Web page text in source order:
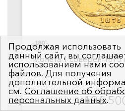
Монета 1 соверен 1875
126
Продолжая использовать
данный сайт, вы
использованием нами
файлов. Для получения
дополнительной
см.Соглашение об
персональных данных.